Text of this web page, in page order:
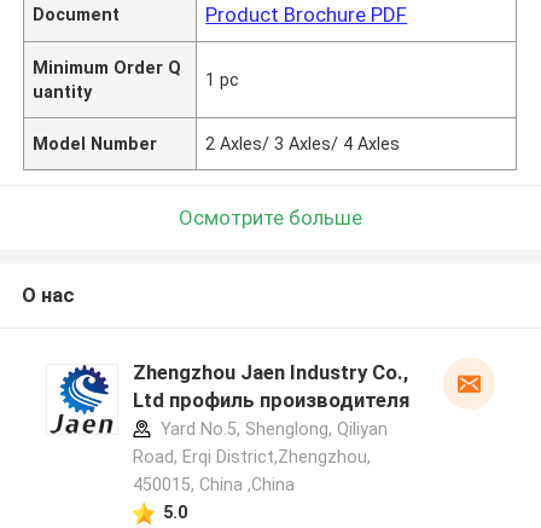
Document Product Brochure PDF
Minimum Order Q
uantity
1 pc
Model Number 2 Axles/ 3 Axles/ 4 Axles
Осмотрите больше
О нас
Zhengzhou Jaen Industry Co.,
Ltd профиль производителя
Yard No.5, Shenglong, Qiliyan
Road, Erqi District,Zhengzhou,
450015, China ,China
5.0